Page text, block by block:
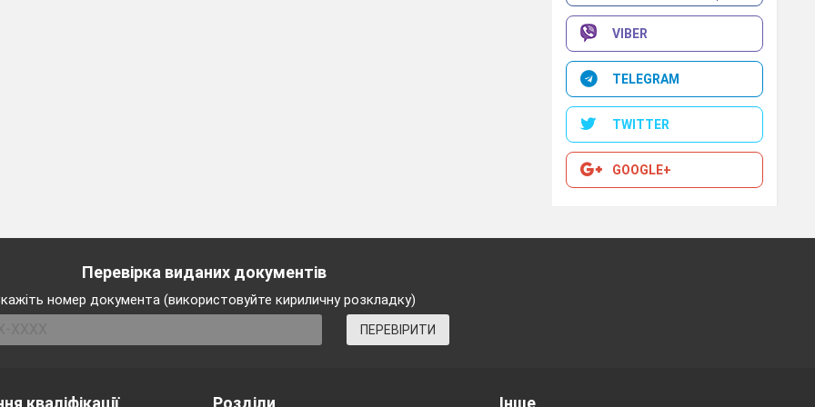
футбол
VIBER
TELEGRAM
TWITTER
GOOGLE+
Перевірка виданих документів
номер документа (використовуйте кириличну розкладку)
ПЕРЕВІРИТИ
кваліфікації Розділи Інше